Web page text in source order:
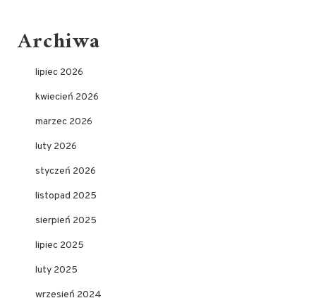
Archiwa
lipiec 2026
kwiecień 2026
marzec 2026
luty 2026
styczeń 2026
listopad 2025
sierpień 2025
lipiec 2025
luty 2025
wrzesień 2024